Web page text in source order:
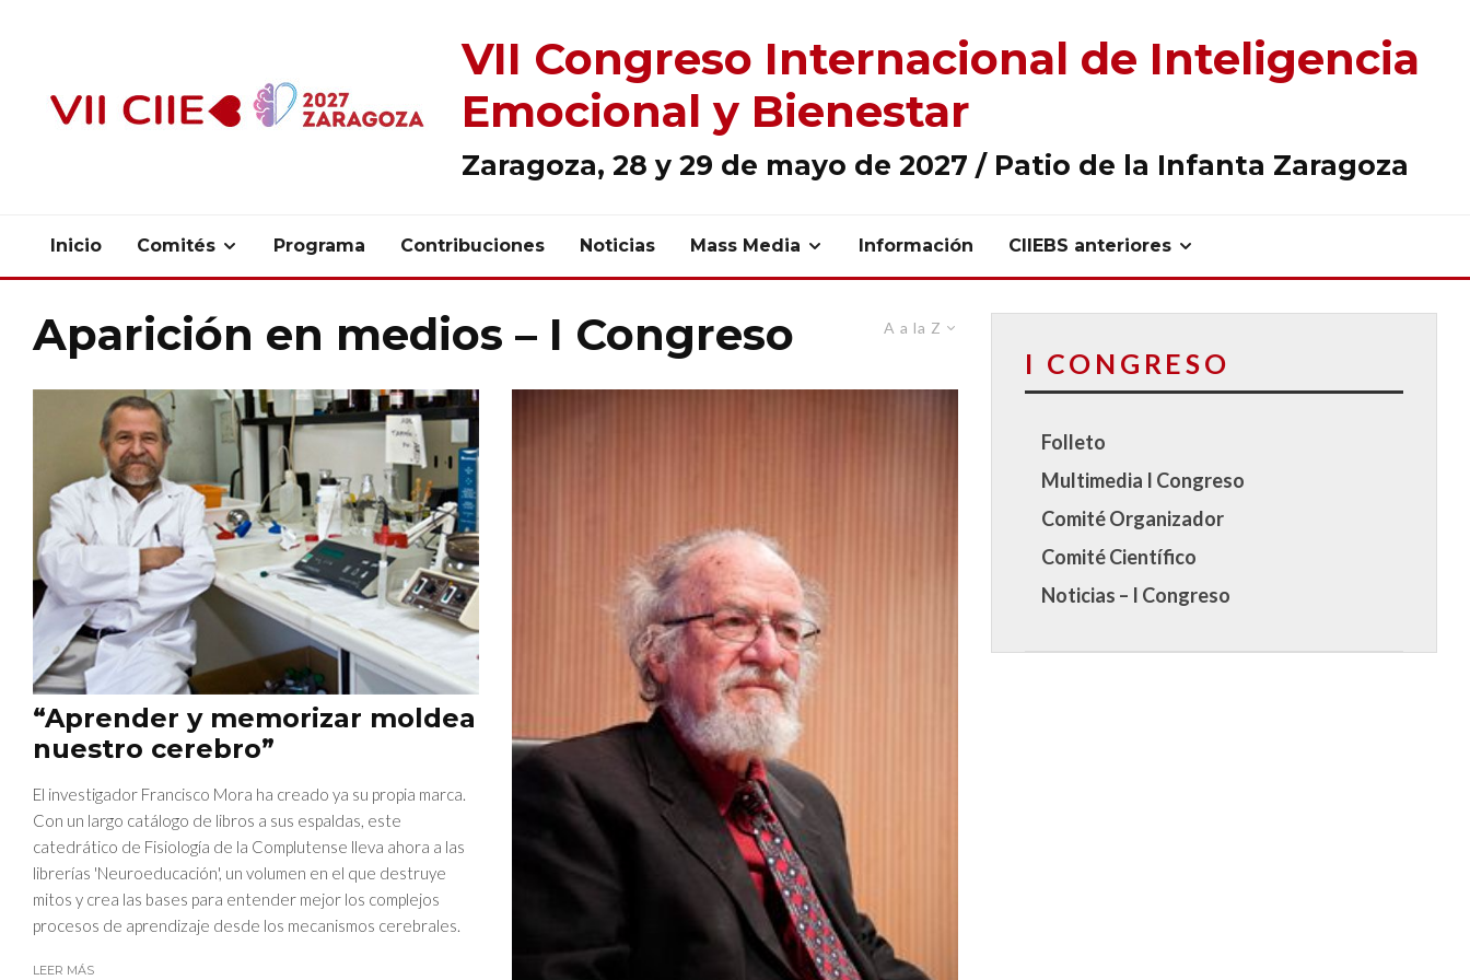
VII Congreso Internacional de Inteligencia
Emocional y Bienestar
Zaragoza, 28 y 29 de mayo de 2027 / Patio de la Infanta Zaragoza
Inicio Comités Programa Contribuciones Noticias Mass Media Información CIIEBS anteriores
A a la Z
Aparición en medios – I Congreso
“Aprender y memorizar moldea
nuestro cerebro”
El investigador Francisco Mora ha creado ya su propia marca.
Con un largo catálogo de libros a sus espaldas, este
catedrático de Fisiología de la Complutense lleva ahora a las
librerías 'Neuroeducación', un volumen en el que destruye
mitos y crea las bases para entender mejor los complejos
procesos de aprendizaje desde los mecanismos cerebrales.
LEER MÁS
I CONGRESO
Folleto
Multimedia I Congreso
Comité Organizador
Comité Científico
Noticias – I Congreso